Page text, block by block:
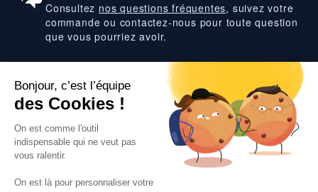
Consultez nos questions fréquentes, suivez votre
commande ou contactez-nous pour toute question
que vous pourriez avoir.
Suivez-nous
VOS SERVICES